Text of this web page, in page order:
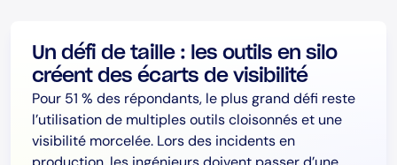
Un défi de taille : les outils en silo
créent des écarts de visibilité
Pour 51 % des répondants, le plus grand défi reste
l’utilisation de multiples outils cloisonnés et une
visibilité morcelée. Lors des incidents en